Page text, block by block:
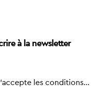
à la newsletter
les conditions...